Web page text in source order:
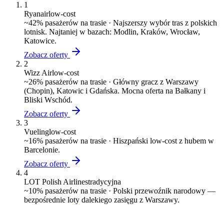
1
Ryanairlow-cost
~42% pasażerów na trasie · Najszerszy wybór tras z polskich
lotnisk. Najtaniej w bazach: Modlin, Kraków, Wrocław,
Katowice.
Zobacz oferty
2
Wizz Airlow-cost
~26% pasażerów na trasie · Główny gracz z Warszawy
(Chopin), Katowic i Gdańska. Mocna oferta na Bałkany i
Bliski Wschód.
Zobacz oferty
3
Vuelinglow-cost
~16% pasażerów na trasie · Hiszpański low-cost z hubem w
Barcelonie.
Zobacz oferty
4
LOT Polish Airlinestradycyjna
~10% pasażerów na trasie · Polski przewoźnik narodowy —
bezpośrednie loty dalekiego zasięgu z Warszawy.